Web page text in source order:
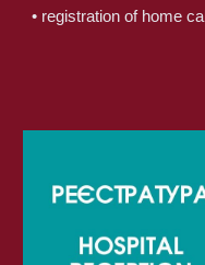
• registration of home